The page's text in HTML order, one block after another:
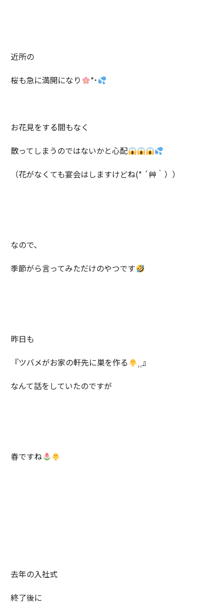
近所の
桜も急に満開になり
*･
お花見をする間もなく
散ってしまうのではないかと心配
（花がなくても宴会はしますけどね(* ´艸｀））
なので、
季節がら言ってみただけのやつです
昨日も
『ツバメがお家の軒先に巣を作る
⸒⸒』
なんて話をしていたのですが
春ですね
去年の入社式
終了後に